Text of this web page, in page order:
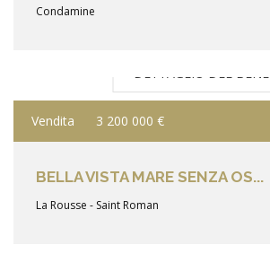
Condamine
DETTAGLIO DEL BENE
Vendita 3 200 000 €
BELLA VISTA MARE SENZA OS...
La Rousse - Saint Roman
DETTAGLIO DEL BENE